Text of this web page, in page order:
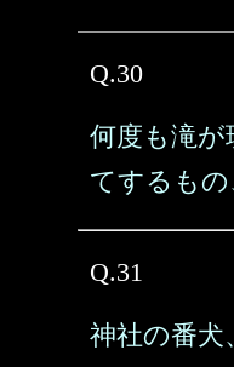
Q.30
何度も滝が
てするもの
Q.31
神社の番犬